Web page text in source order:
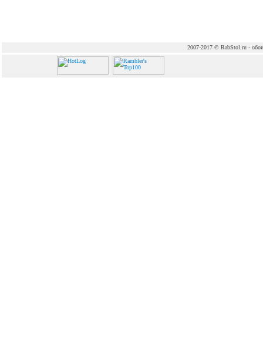
2007-2017 © RabStol.ru - обои